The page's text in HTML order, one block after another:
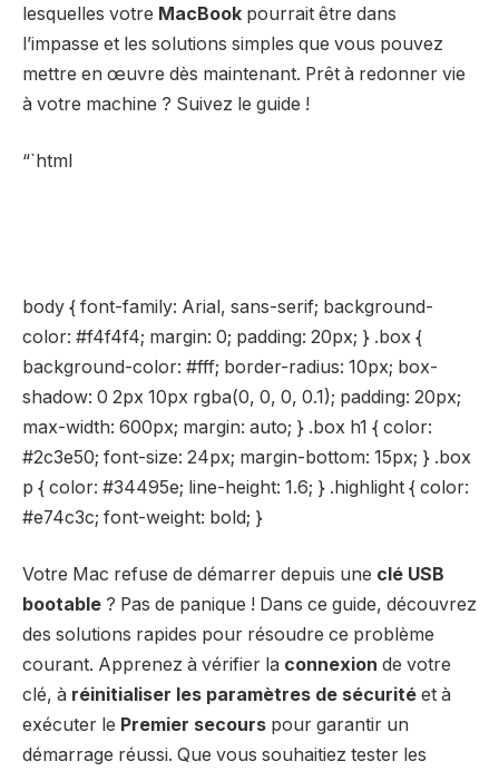
lesquelles votre MacBook pourrait être dans
l’impasse et les solutions simples que vous pouvez
mettre en œuvre dès maintenant. Prêt à redonner vie
à votre machine ? Suivez le guide !
“`html
body { font-family: Arial, sans-serif; background-
color: #f4f4f4; margin: 0; padding: 20px; } .box {
background-color: #fff; border-radius: 10px; box-
shadow: 0 2px 10px rgba(0, 0, 0, 0.1); padding: 20px;
max-width: 600px; margin: auto; } .box h1 { color:
#2c3e50; font-size: 24px; margin-bottom: 15px; } .box
p { color: #34495e; line-height: 1.6; } .highlight { color:
#e74c3c; font-weight: bold; }
Votre Mac refuse de démarrer depuis une clé USB
bootable ? Pas de panique ! Dans ce guide, découvrez
des solutions rapides pour résoudre ce problème
courant. Apprenez à vérifier la connexion de votre
clé, à réinitialiser les paramètres de sécurité et à
exécuter le Premier secours pour garantir un
démarrage réussi. Que vous souhaitiez tester les